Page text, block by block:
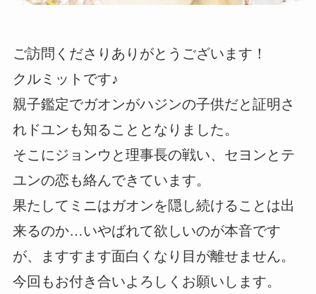
ご訪問くださりありがとうございます！
クルミットです♪
親子鑑定でガオンがハジンの子供だと証明さ
れドユンも知ることとなりました。
そこにジョンウと理事長の戦い、セヨンとテ
ユンの恋も絡んできています。
果たしてミニはガオンを隠し続けることは出
来るのか…いやばれて欲しいのが本音です
が、ますすます面白くなり目が離せません。
今回もお付き合いよろしくお願いします。